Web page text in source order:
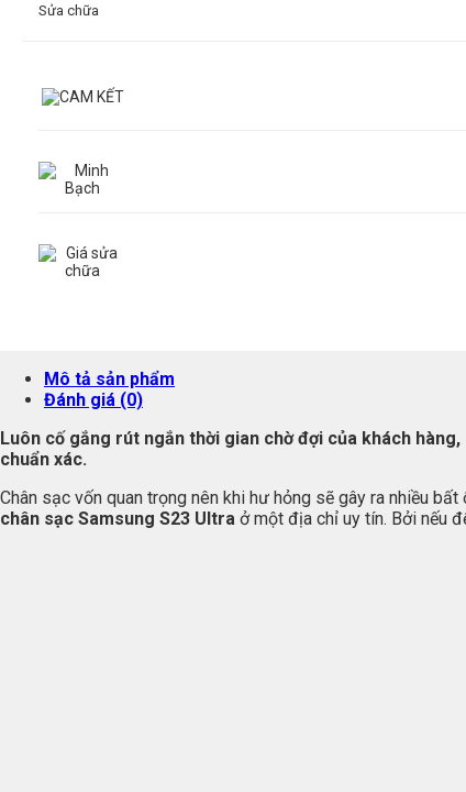
Sửa chữa
Mô tả sản phẩm
Đánh giá (0)
Luôn cố gắng rút ngắn thời gian chờ đợi của khách
chuẩn xác.
Chân sạc vốn quan trọng nên khi hư hỏng sẽ gây ra nhiều
chân sạc Samsung S23 Ultra ở một địa chỉ uy tín. Bởi nếu